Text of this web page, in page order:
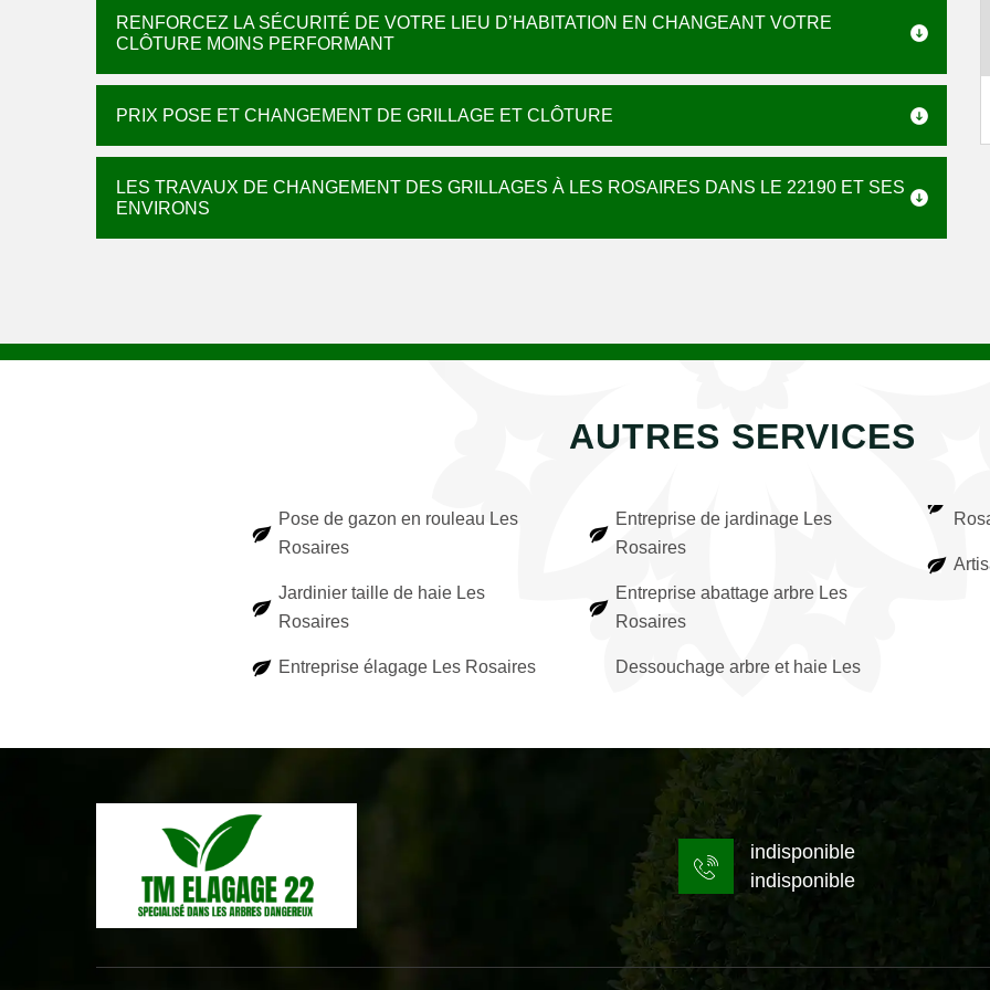
RENFORCEZ LA SÉCURITÉ DE VOTRE LIEU D’HABITATION EN CHANGEANT VOTRE
CLÔTURE MOINS PERFORMANT
PRIX POSE ET CHANGEMENT DE GRILLAGE ET CLÔTURE
LES TRAVAUX DE CHANGEMENT DES GRILLAGES À LES ROSAIRES DANS LE 22190 ET SES
ENVIRONS
AUTRES SERVICES
Pose de gazon en rouleau Les
Rosaires
Jardinier taille de haie Les
Rosaires
Entreprise élagage Les Rosaires
Entreprise de jardinage Les
Rosaires
Entreprise abattage arbre Les
Rosaires
Dessouchage arbre et haie Les
indisponible
indisponible